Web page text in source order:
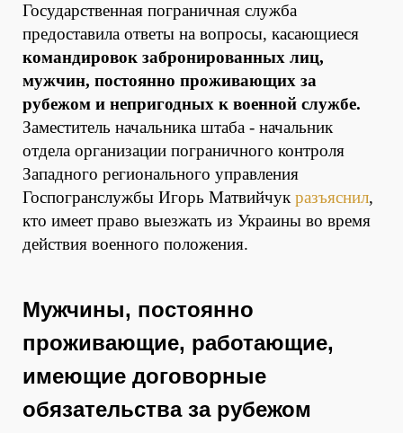
Государственная пограничная служба
предоставила ответы на вопросы, касающиеся
командировок забронированных лиц,
мужчин, постоянно проживающих за
рубежом и непригодных к военной службе.
Заместитель начальника штаба - начальник
отдела организации пограничного контроля
Западного регионального управления
Госпогранслужбы Игорь Матвийчук разъяснил,
кто имеет право выезжать из Украины во время
действия военного положения.
Мужчины, постоянно
проживающие, работающие,
имеющие договорные
обязательства за рубежом